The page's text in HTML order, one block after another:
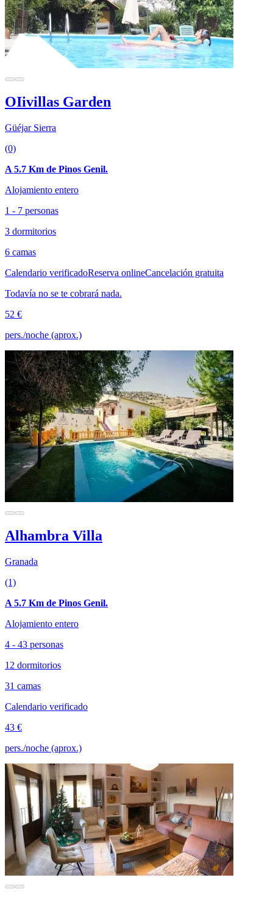
OIivillas Garden
Güéjar Sierra
(0)
A 5.7 Km de Pinos Genil.
Alojamiento entero
1 - 7 personas
3 dormitorios
6 camas
Calendario verificadoReserva onlineCancelación gratuita
Todavía no se te cobrará nada.
52 €
pers./noche (aprox.)
Alhambra Villa
Granada
(1)
A 5.7 Km de Pinos Genil.
Alojamiento entero
4 - 43 personas
12 dormitorios
31 camas
Calendario verificado
43 €
pers./noche (aprox.)